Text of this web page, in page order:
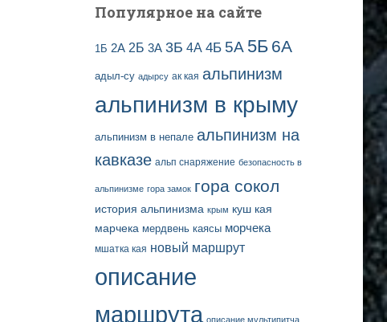
Популярное на сайте
1Б 2А 2Б 3А 3Б 4А 4Б 5А 5Б 6А
адыл-су адырсу ак кая альпинизм
альпинизм в крыму
альпинизм в непале альпинизм на
кавказе альп снаряжение безопасность в
альпинизме гора замок гора сокол
история альпинизма крым куш кая
марчека мердвень каясы морчека
мшатка кая новый маршрут
описание
маршрута описание мультипитча